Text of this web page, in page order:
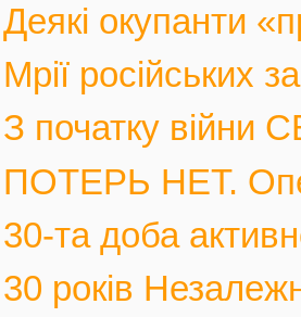
Деякі окупанти
Мрії російських
З початку війни
ПОТЕРЬ НЕТ.
30-та доба
30 років